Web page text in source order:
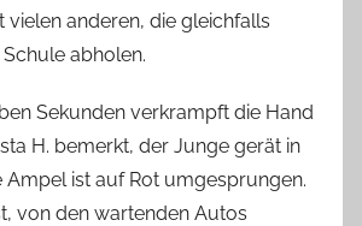
vielen anderen, die gleichfalls
abholen.
Sekunden verkrampft die Hand
H. bemerkt, der Junge gerät in
Ampel ist auf Rot umgesprungen.
von den wartenden Autos